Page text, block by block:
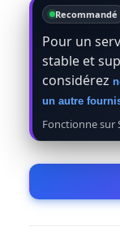
Recommandé
Pour un
stable et
considérez
un autre
Fonctionne sur